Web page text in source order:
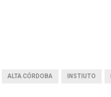
ALTA CÓRDOBA INSTIUTO